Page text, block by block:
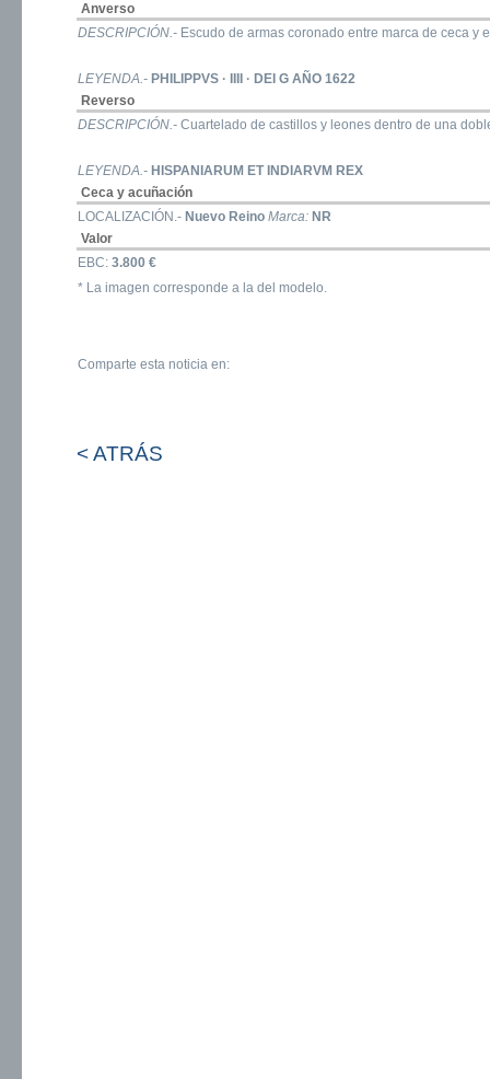
Anverso
DESCRIPCIÓN.- Escudo de armas coronado entre marca de ceca y
LEYENDA.- PHILIPPVS · IIII · DEI G AÑO 1622
Reverso
DESCRIPCIÓN.- Cuartelado de castillos y leones dentro de una
LEYENDA.- HISPANIARUM ET INDIARVM REX
Ceca y acuñación
LOCALIZACIÓN.- Nuevo Reino Marca: NR
Valor
EBC: 3.800 €
* La imagen corresponde a la del modelo.
Comparte esta noticia en:
< ATRÁS